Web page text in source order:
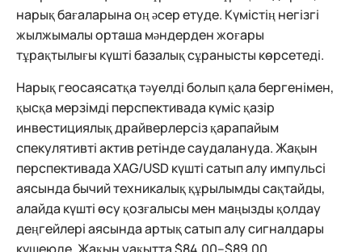
нарық бағаларына оң әсер етуде. Күмістің негізгі
жылжымалы орташа мәндерден жоғары
тұрақтылығы күшті базалық сұранысты көрсетеді.
Нарық геосаясатқа тәуелді болып қала бергенімен,
қысқа мерзімді перспективада күміс қазір
инвестициялық драйверлерсіз қарапайым
спекулятивті актив ретінде саудалануда. Жақын
перспективада XAG/USD күшті сатып алу импульсі
аясында бычий техникалық құрылымды сақтайды,
алайда күшті өсу қозғалысы мен маңызды қолдау
деңгейлері аясында артық сатып алу сигналдары